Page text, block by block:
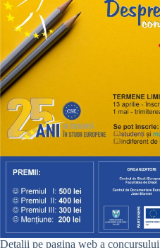
Detalii pe pagina web a concursului